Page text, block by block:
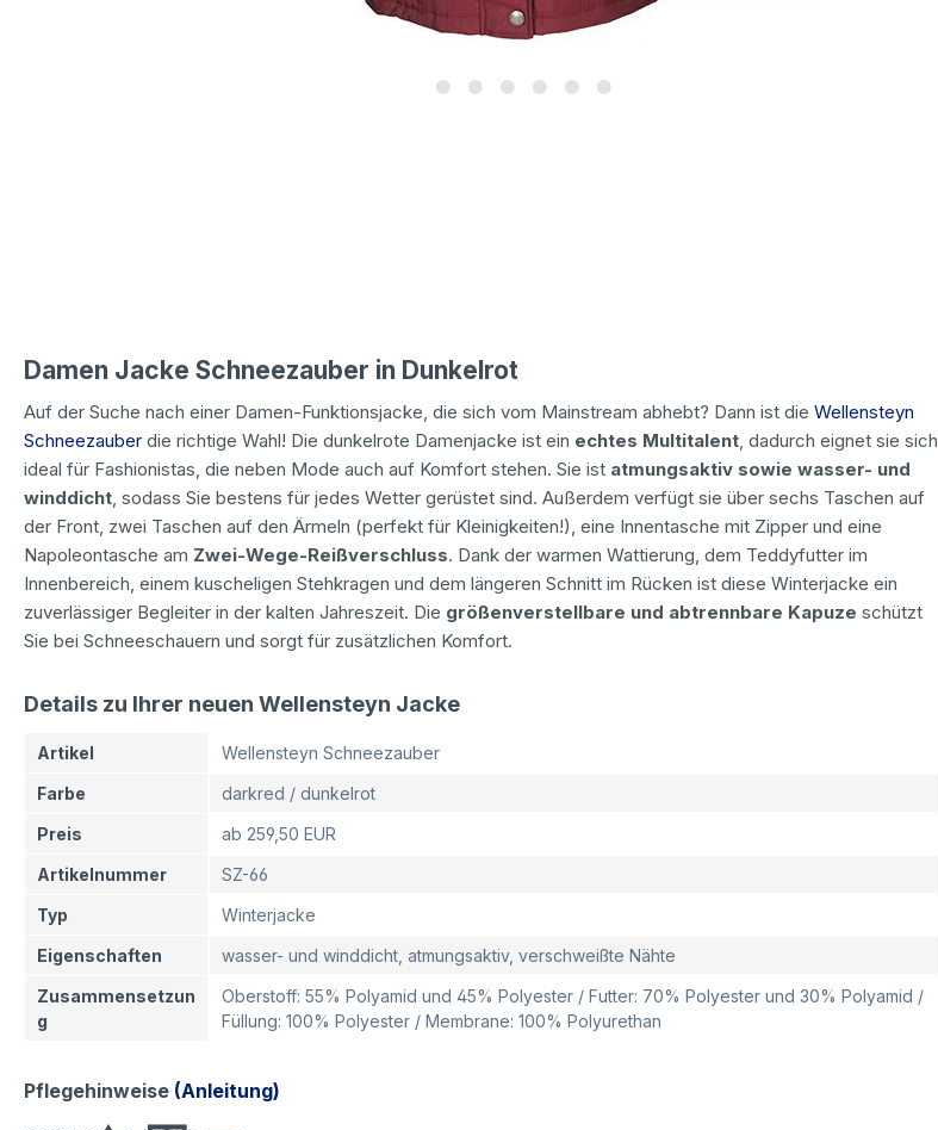
Damen Jacke Schneezauber in Dunkelrot
Auf der Suche nach einer Damen-Funktionsjacke, die sich vom Mainstream abhebt? Dann ist die Wellensteyn
Schneezauber die richtige Wahl! Die dunkelrote Damenjacke ist ein echtes Multitalent , dadurch eignet sie sich
ideal für Fashionistas, die neben Mode auch auf Komfort stehen. Sie ist atmungsaktiv sowie wasser- und
winddicht , sodass Sie bestens für jedes Wetter gerüstet sind. Außerdem verfügt sie über sechs Taschen auf
der Front, zwei Taschen auf den Ärmeln (perfekt für Kleinigkeiten!), eine Innentasche mit Zipper und eine
Napoleontasche am Zwei-Wege-Reißverschluss. Dank der warmen Wattierung, dem Teddyfutter im
Innenbereich, einem kuscheligen Stehkragen und dem längeren Schnitt im Rücken ist diese Winterjacke ein
zuverlässiger Begleiter in der kalten Jahreszeit. Die größenverstellbare und abtrennbare Kapuze schützt
Sie bei Schneeschauern und sorgt für zusätzlichen Komfort.
Details zu Ihrer neuen Wellensteyn Jacke
Artikel
Wellensteyn Schneezauber
Farbe
darkred / dunkelrot
Preis
ab 259,50 EUR
Artikelnummer
SZ-66
Typ
Winterjacke
Eigenschaften
wasser- und winddicht, atmungsaktiv, verschweißte Nähte
Zusammensetzun
g
Oberstoff: 55% Polyamid und 45% Polyester / Futter: 70% Polyester und 30% Polyamid /
Füllung: 100% Polyester / Membrane: 100% Polyurethan
Pflegehinweise (Anleitung)